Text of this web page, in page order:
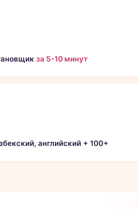
за 5-10 минут
английский + 100+